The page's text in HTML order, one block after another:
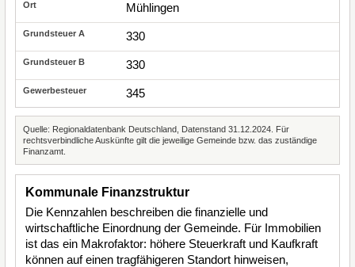
Mühlingen
330
330
345
Quelle: Regionaldatenbank Deutschland, Datenstand 31.12.2024. Für
rechtsverbindliche Auskünfte gilt die jeweilige Gemeinde bzw. das zuständige
Finanzamt.
Kommunale Finanzstruktur
Die Kennzahlen beschreiben die finanzielle und
wirtschaftliche Einordnung der Gemeinde. Für Immobilien
ist das ein Makrofaktor: höhere Steuerkraft und Kaufkraft
können auf einen tragfähigeren Standort hinweisen,